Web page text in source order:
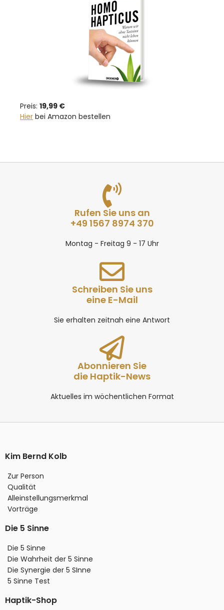
Preis: 19,99 €
Hier bei Amazon bestellen
Rufen Sie uns an
+49 1567 8974 370
Montag - Freitag 9 - 17 Uhr
Schreiben Sie uns
eine E-Mail
Sie erhalten zeitnah eine Antwort
Abonnieren Sie
die Haptik-News
Aktuelles im wöchentlichen Format
Kim Bernd Kolb
Zur Person
Qualität
Alleinstellungsmerkmal
Vorträge
Die 5 Sinne
Die 5 Sinne
Die Wahrheit der 5 Sinne
Die Synergie der 5 SInne
5 Sinne Test
Haptik-Shop